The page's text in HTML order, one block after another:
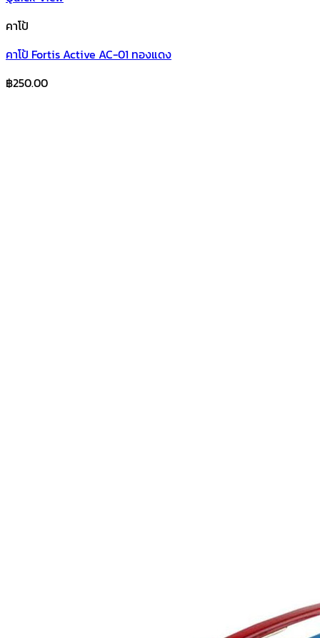
คาโป้
คาโป้ Fortis Active AC-01 ทองแดง
฿250.00